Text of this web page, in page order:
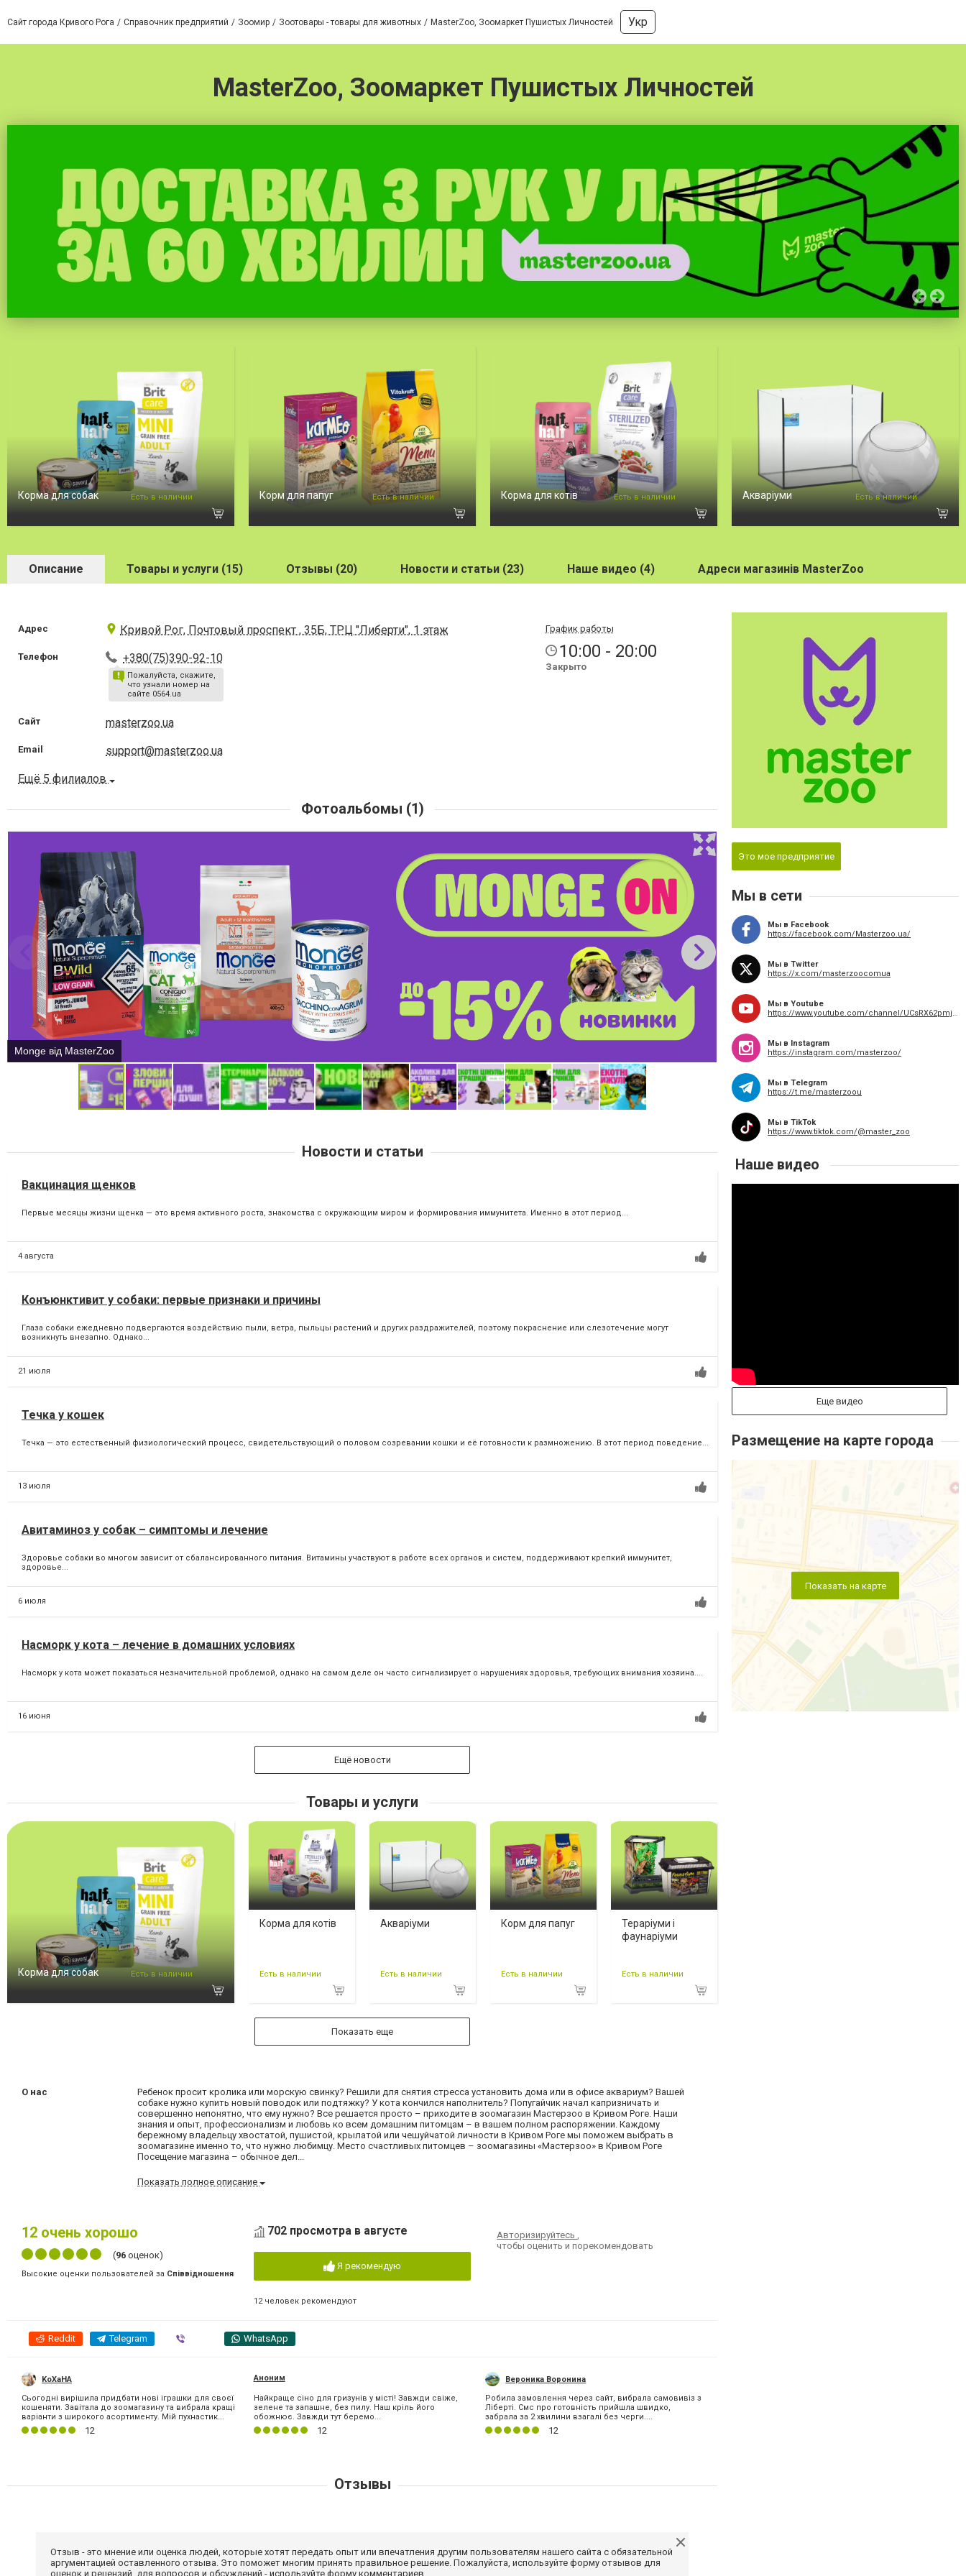
Сайт города Кривого Рога Справочник предприятий Зоомир Зоотовары - товары для животных MasterZoo, Зоомаркет Пушистых Личностей Укр
MasterZoo, Зоомаркет Пушистых Личностей
Корма для собак Есть в наличии Корм для папуг Есть в наличии Корма для котів Есть в наличии Акваріуми Есть в наличии
Описание Товары и услуги (15) Отзывы (20) Новости и статьи (23) Наше видео (4) Адреси магазинів MasterZoo
Адрес Кривой Рог, Почтовый проспект , 35Б, ТРЦ "Либерти", 1 этаж
Телефон +380(75)390-92-10
Пожалуйста, скажите,
что узнали номер на
сайте 0564.ua
Сайт masterzoo.ua
Email support@masterzoo.ua
График работы
10:00 - 20:00
Закрыто
Ещё 5 филиалов
Фотоальбомы (1)
Monge від MasterZoo CATCH від MasterZoo
Новости и статьи
Вакцинация щенков
Первые месяцы жизни щенка — это время активного роста, знакомства с окружающим миром и формирования иммунитета. Именно в этот период...
4 августа
Конъюнктивит у собаки: первые признаки и причины
Глаза собаки ежедневно подвергаются воздействию пыли, ветра, пыльцы растений и других раздражителей, поэтому покраснение или слезотечение могут
возникнуть внезапно. Однако...
21 июля
Течка у кошек
Течка — это естественный физиологический процесс, свидетельствующий о половом созревании кошки и её готовности к размножению. В этот период поведение...
13 июля
Авитаминоз у собак – симптомы и лечение
Здоровье собаки во многом зависит от сбалансированного питания. Витамины участвуют в работе всех органов и систем, поддерживают крепкий иммунитет,
здоровье...
6 июля
Насморк у кота – лечение в домашних условиях
Насморк у кота может показаться незначительной проблемой, однако на самом деле он часто сигнализирует о нарушениях здоровья, требующих внимания хозяина....
16 июня
Ещё новости
Товары и услуги
Корма для собак Есть в наличии
Корма для котів
Есть в наличии
Акваріуми
Есть в наличии
Корм для папуг
Есть в наличии
Тераріуми і
фаунаріуми
Есть в наличии
Показать еще
О нас
Ребенок просит кролика или морскую свинку? Решили для снятия стресса установить дома или в офисе аквариум? Вашей
собаке нужно купить новый поводок или подтяжку? У кота кончился наполнитель? Попугайчик начал капризничать и
совершенно непонятно, что ему нужно? Все решается просто – приходите в зоомагазин Мастерзоо в Кривом Роге. Наши
знания и опыт, профессионализм и любовь ко всем домашним питомцам – в вашем полном распоряжении. Каждому
бережному владельцу хвостатой, пушистой, крылатой или чешуйчатой личности в Кривом Роге мы поможем выбрать в
зоомагазине именно то, что нужно любимцу. Место счастливых питомцев – зоомагазины «Мастерзоо» в Кривом Роге
Посещение магазина – обычное дел...
Показать полное описание
12 очень хорошо
(96 оценок)
Высокие оценки пользователей за Співвідношення
702 просмотра в августе
Я рекомендую
12 человек рекомендуют
Авторизируйтесь
чтобы оценить и порекомендовать
Reddit Telegram WhatsApp
KoXaHA
Сьогодні вирішила придбати нові іграшки для своєї
кошеняти. Завітала до зоомагазину та вибрала кращі
варіанти з широкого асортименту. Мій пухнастик...
12
Аноним
Найкраще сіно для гризунів у місті! Завжди свіже,
зелене та запашне, без пилу. Наш кріль його
обожнює. Завжди тут беремо...
12
Вероника Воронина
Робила замовлення через сайт, вибрала самовивіз з
Ліберті. Смс про готовність прийшла швидко,
забрала за 2 хвилини взагалі без черги....
12
Это мое предприятие
Мы в сети
Мы в Facebook
https://facebook.com/Masterzoo.ua/
Мы в Twitter
https://x.com/masterzoocomua
Мы в Youtube
https://www.youtube.com/channel/UCsRX62pmj2dGOFLcc3I634w
Мы в Instagram
https://instagram.com/masterzoo/
Мы в Telegram
https://t.me/masterzoou
Мы в TikTok
https://www.tiktok.com/@master_zoo
Наше видео
Еще видео
Размещение на карте города
Показать на карте
Отзывы
Отзыв - это мнение или оценка людей, которые хотят передать опыт или впечатления другим пользователям нашего сайта с обязательной
аргументацией оставленного отзыва. Это поможет многим принять правильное решение. Пожалуйста, используйте форму отзывов для
оценок и рецензий, для вопросов и обсуждений - используйте форму комментариев.